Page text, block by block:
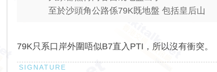
至於沙頭角公路係79K既地盤 包括皇后山
79K只系口岸外圍唔似B7直入PTI，所以沒有衝突。